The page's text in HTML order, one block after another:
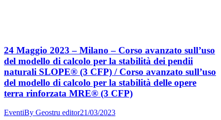
24 Maggio 2023 – Milano – Corso avanzato sull’uso
del modello di calcolo per la stabilità dei pendii
naturali SLOPE® (3 CFP) / Corso avanzato sull’uso
del modello di calcolo per la stabilità delle opere
terra rinforzata MRE® (3 CFP)
EventiBy Geostru editor21/03/2023